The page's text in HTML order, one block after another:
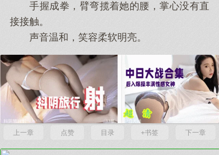
手握成拳，臂弯揽着她的腰，掌心没有直
接接触。
声音温和，笑容柔软明亮。
上一章 点赞 目录 +书签 下一章